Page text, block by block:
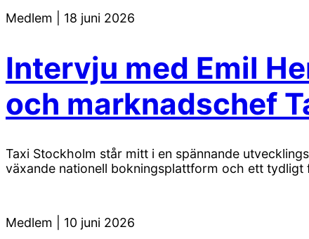
Medlem 18 juni 2026
Intervju med Emil
och marknadschef
Taxi Stockholm står mitt i en spännande
växande nationell bokningsplattform och ett
Medlem 10 juni 2026